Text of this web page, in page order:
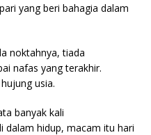
yang beri bahagia dalam
noktahnya, tiada
nafas yang terakhir.
usia.
banyak kali
dalam hidup, macam itu hari